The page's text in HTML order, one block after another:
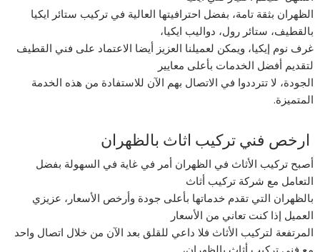
الظهران بثقة تامة، بفضل احترافيتها العالية في تركيب ستائر ايكيا
بالقطيف، ستائر رول، دواليب ايكيا،
غرف نوم إيكيا، ويمكن لعميلنا العزيز أيضا الاعتماد على فني القطيف
لتقديم أفضل الخدمات بأعلى معايير
الجودة، لا تترددوا في الاتصال بهم الآن للاستفادة من هذه الخدمة
المتميزة.
ارخص فني تركيب اثاث بالظهران
أصبح تركيب الأثاث في الظهران أمر في غاية في السهولة بفضل
التعامل مع شركة تركيب أثاث
بالظهران التي تقدم خدماتها بأعلى جودة وأرخص الأسعار، عزيزي
العميل إذا كنت تعاني من الأسعار
المرتفعة لتركيب الأثاث فلا داعي للقلق بعد الآن من خلال اتصال واحد
مع فني تركيب أثاث بالظهران،